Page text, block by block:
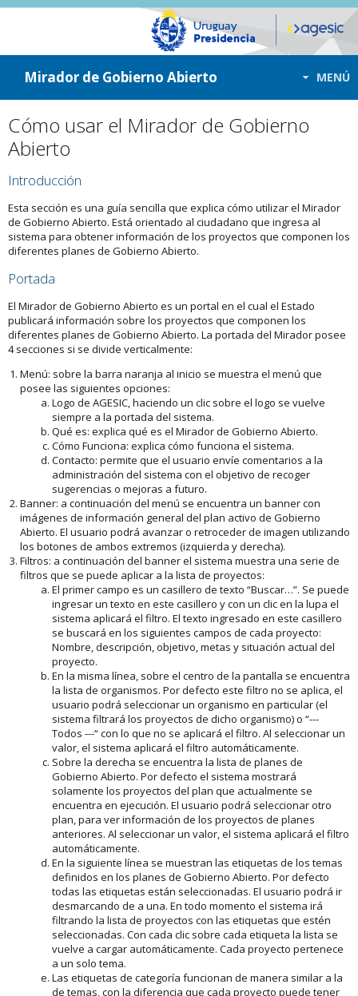
ir a contenido
ir al menú
Mirador de Gobierno Abierto MENÚ
Cómo usar el Mirador de Gobierno
Abierto
Introducción
Esta sección es una guía sencilla que explica cómo utilizar el Mirador
de Gobierno Abierto. Está orientado al ciudadano que ingresa al
sistema para obtener información de los proyectos que componen los
diferentes planes de Gobierno Abierto.
Portada
El Mirador de Gobierno Abierto es un portal en el cual el Estado
publicará información sobre los proyectos que componen los
diferentes planes de Gobierno Abierto. La portada del Mirador posee
4 secciones si se divide verticalmente:
Menú: sobre la barra naranja al inicio se muestra el menú que
posee las siguientes opciones:
Logo de AGESIC, haciendo un clic sobre el logo se vuelve
siempre a la portada del sistema.
Qué es: explica qué es el Mirador de Gobierno Abierto.
Cómo Funciona: explica cómo funciona el sistema.
Contacto: permite que el usuario envíe comentarios a la
administración del sistema con el objetivo de recoger
sugerencias o mejoras a futuro.
Banner: a continuación del menú se encuentra un banner con
imágenes de información general del plan activo de Gobierno
Abierto. El usuario podrá avanzar o retroceder de imagen utilizando
los botones de ambos extremos (izquierda y derecha).
Filtros: a continuación del banner el sistema muestra una serie de
filtros que se puede aplicar a la lista de proyectos:
El primer campo es un casillero de texto “Buscar…”. Se puede
ingresar un texto en este casillero y con un clic en la lupa el
sistema aplicará el filtro. El texto ingresado en este casillero
se buscará en los siguientes campos de cada proyecto:
Nombre, descripción, objetivo, metas y situación actual del
proyecto.
En la misma línea, sobre el centro de la pantalla se encuentra
la lista de organismos. Por defecto este filtro no se aplica, el
usuario podrá seleccionar un organismo en particular (el
sistema filtrará los proyectos de dicho organismo) o “---
Todos ---“ con lo que no se aplicará el filtro. Al seleccionar un
valor, el sistema aplicará el filtro automáticamente.
Sobre la derecha se encuentra la lista de planes de
Gobierno Abierto. Por defecto el sistema mostrará
solamente los proyectos del plan que actualmente se
encuentra en ejecución. El usuario podrá seleccionar otro
plan, para ver información de los proyectos de planes
anteriores. Al seleccionar un valor, el sistema aplicará el filtro
automáticamente.
En la siguiente línea se muestran las etiquetas de los temas
definidos en los planes de Gobierno Abierto. Por defecto
todas las etiquetas están seleccionadas. El usuario podrá ir
desmarcando de a una. En todo momento el sistema irá
filtrando la lista de proyectos con las etiquetas que estén
seleccionadas. Con cada clic sobre cada etiqueta la lista se
vuelve a cargar automáticamente. Cada proyecto pertenece
a un solo tema.
Las etiquetas de categoría funcionan de manera similar a la
de temas, con la diferencia que cada proyecto puede tener